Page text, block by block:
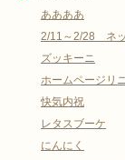
ああああ
2/11～2/28 ネ
ズッキーニ
ホームページリ
快気内祝
レタスブーケ
にんにく